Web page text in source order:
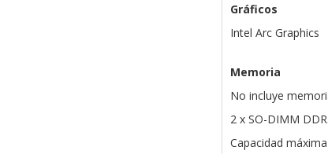
Gráficos
Intel Arc Graphics
Memoria
No incluye
2 x SO-DIMM
Capacidad